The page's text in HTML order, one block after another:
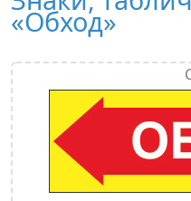
«Обход»